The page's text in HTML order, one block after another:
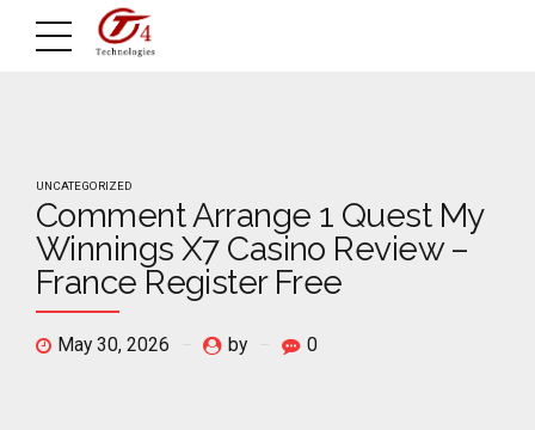
UNCATEGORIZED
Comment Arrange 1 Quest My
Winnings X7 Casino Review –
France Register Free
May 30, 2026 by 0